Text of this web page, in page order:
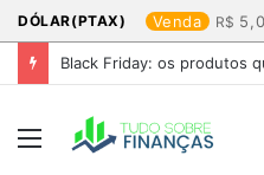
DÓLAR(PTAX) Venda
Black Friday: os produtos
Menu